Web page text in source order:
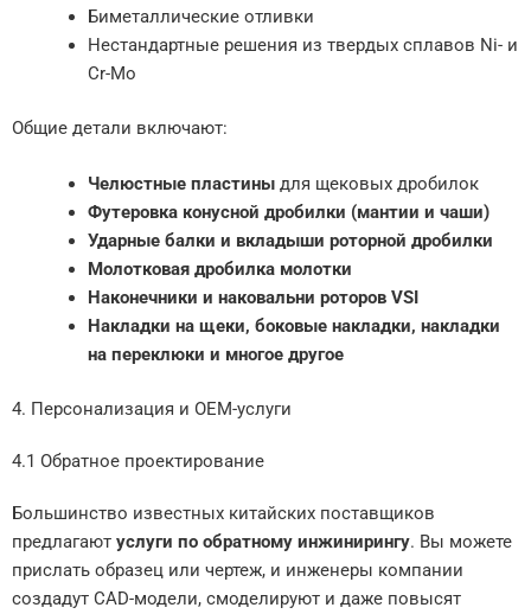
Биметаллические отливки
Нестандартные решения из твердых сплавов Ni- и
Cr-Mo
Общие детали включают:
Челюстные пластиныдля щековых дробилок
Футеровка конусной дробилки (мантии и чаши)
Ударные балки и вкладыши роторной дробилки
Молотковая дробилка молотки
Наконечники и наковальни роторов VSI
Накладки на щеки, боковые накладки, накладки
на переклюки и многое другое
4. Персонализация и OEM-услуги
4.1 Обратное проектирование
Большинство известных китайских поставщиков
предлагают услуги по обратному инжинирингу. Вы можете
прислать образец или чертеж, и инженеры компании
создадут CAD-модели, смоделируют и даже повысят